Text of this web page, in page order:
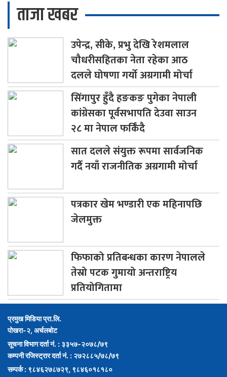
ताजा खबर
उपेन्द्र,सीके, प्रभु देखि रेशमलाल
चौधरीसहितका नेता रहेका आठ
दलले घोषणा गर्यो अग्रगामी मोर्चा
सिंगापुरहुँदै हङकङ पुगेका नेपाली
कांग्रेसका पूर्वसभापति देउवा साउन
२८ मा नेपाल फर्किँदै
सातदलले संयुक्त रूपमा सार्वजनिक
गर्दै नयाँ राजनीतिक अग्रगामी मोर्चा
पत्रकारखेम भण्डारी एक महिनापछि
जेलमुक्त
फिफाकोप्रतिबन्धका कारण नेपालले
तेस्रो पटक गुमायो अन्तराष्ट्रिय
प्रतियोगितामा
प्रमुख मिडिया प्रा.लि.
पोखरा-२, अर्चलबोट
सूचना विभाग दर्ता नं. : ३३५७-२०७८/७९
कम्पनी रजिस्ट्रार दर्ता नं. : २७२८८५/७८/७९
सम्पर्क : ९८४६२७८७२९, ९८४६०१८१८०